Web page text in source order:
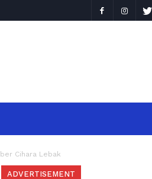
Cihara Lebak
ADVERTISEMENT